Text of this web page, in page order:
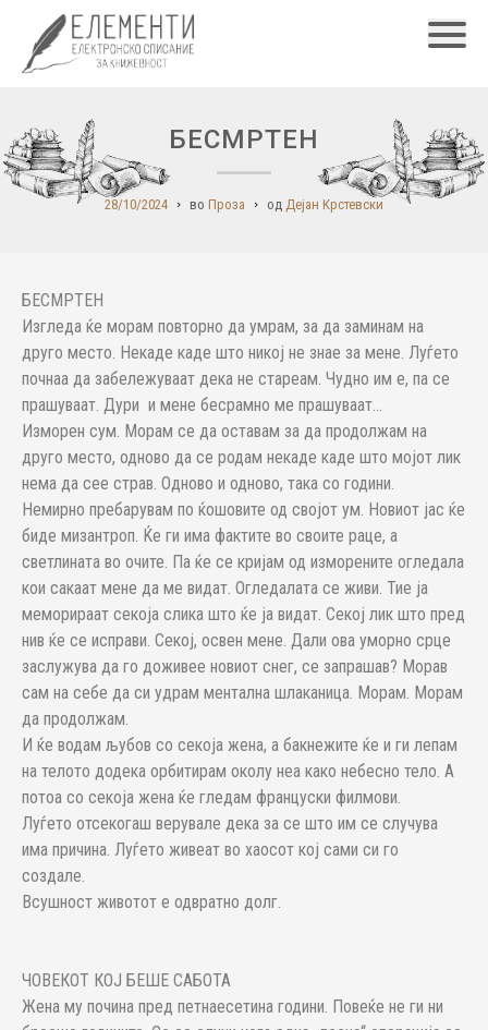
БЕСМРТЕН
28/10/2024 во Проза од Дејан Крстевски
БЕСМРТЕН
Изгледа ќе морам повторно да умрам, за да заминам на
друго место. Некаде каде што никој не знае за мене. Луѓето
почнаа да забележуваат дека не стареам. Чудно им е, па се
прашуваат. Дури и мене бесрамно ме прашуваат...
Изморен сум. Морам се да оставам за да продолжам на
друго место, одново да се родам некаде каде што мојот лик
нема да сее страв. Одново и одново, така со години.
Немирно пребарувам по ќошовите од својот ум. Новиот јас ќе
биде мизантроп. Ќе ги има фактите во своите раце, а
светлината во очите. Па ќе се кријам од изморените огледала
кои сакаат мене да ме видат. Огледалата се живи. Тие ја
меморираат секоја слика што ќе ја видат. Секој лик што пред
нив ќе се исправи. Секој, освен мене. Дали ова уморно срце
заслужува да го доживее новиот снег, се запрашав? Морав
сам на себе да си удрам ментална шлаканица. Морам. Морам
да продолжам.
И ќе водам љубов со секоја жена, а бакнежите ќе и ги лепам
на телото додека орбитирам околу неа како небесно тело. А
потоа со секоја жена ќе гледам француски филмови.
Луѓето отсекогаш верувале дека за се што им се случува
има причина. Луѓето живеат во хаосот кој сами си го
создале.
Всушност животот е одвратно долг.
ЧОВЕКОТ КОЈ БЕШЕ САБОТА
Жена му почина пред петнаесетина години. Повеќе не ги ни